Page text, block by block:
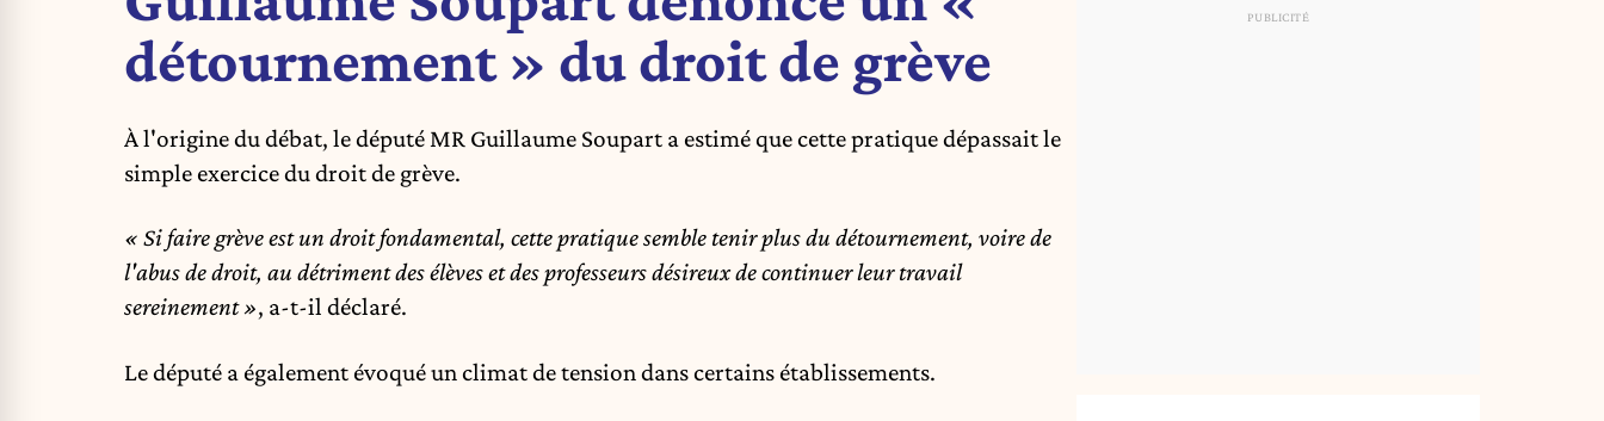
détournement » du droit de grève
À l'origine du débat, le député MR Guillaume Soupart a estimé que cette pratique dépassait le
simple exercice du droit de grève.
« Si faire grève est un droit fondamental, cette pratique semble tenir plus du détournement, voire de
l'abus de droit, au détriment des élèves et des professeurs désireux de continuer leur travail
sereinement », a-t-il déclaré.
Le député a également évoqué un climat de tension dans certains établissements.